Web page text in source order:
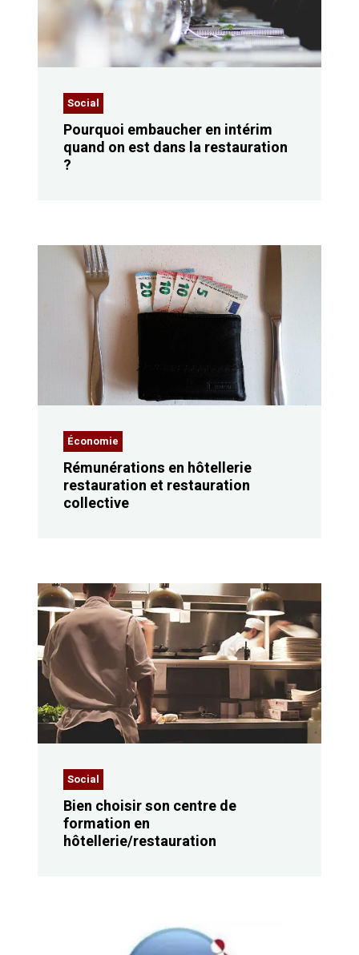
Social
Pourquoi embaucher en intérim
quand on est dans la restauration
?
Économie
Rémunérations en hôtellerie
restauration et restauration
collective
Social
Bien choisir son centre de
formation en
hôtellerie/restauration